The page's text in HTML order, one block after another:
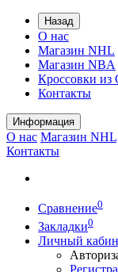
Назад
О нас
Магазин NHL
Магазин NBA
Кроссовки
Контакты
Информация
О нас Магазин NHL
Контакты
Сравнение0
Закладки0
Личный